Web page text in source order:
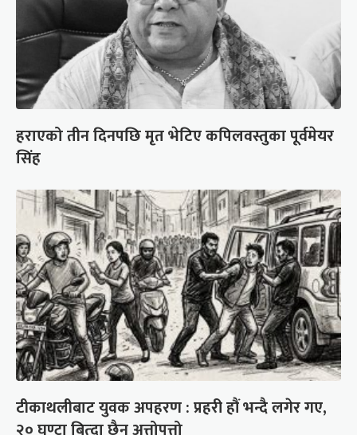
हराएको तीन दिनपछि मृत भेटिए कपिलवस्तुका पूर्वमेयर
सिंह
टीकाथलीबाट युवक अपहरण : प्रहरी हौं भन्दै लगेर गए,